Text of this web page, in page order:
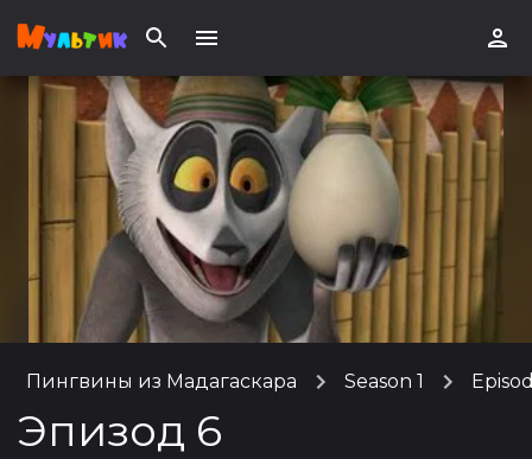
Пингвины из Мадагаскара Season 1
Эпизод 6